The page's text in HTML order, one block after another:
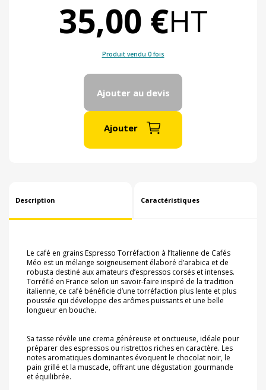
35,00 €HT
Produit vendu 0 fois
Ajouter au devis
Ajouter
Description Caractéristiques
Le café en grains Espresso Torréfaction à l’Italienne de Cafés
Méo est un mélange soigneusement élaboré d’arabica et de
robusta destiné aux amateurs d’espressos corsés et intenses.
Torréfié en France selon un savoir-faire inspiré de la tradition
italienne, ce café bénéficie d’une torréfaction plus lente et plus
poussée qui développe des arômes puissants et une belle
longueur en bouche.
Sa tasse révèle une crema généreuse et onctueuse, idéale pour
préparer des espressos ou ristrettos riches en caractère. Les
notes aromatiques dominantes évoquent le chocolat noir, le
pain grillé et la muscade, offrant une dégustation gourmande
et équilibrée.